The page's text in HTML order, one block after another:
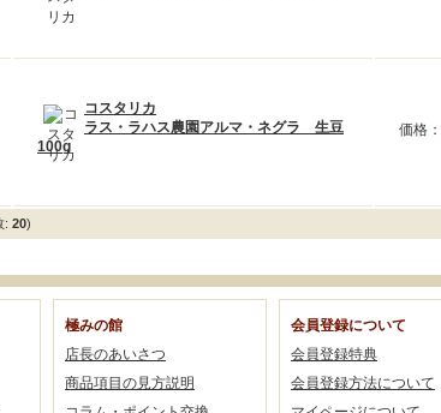
コスタリカ
ラス・ラハス農園アルマ・ネグラ 生豆
100g
価格：
:20)
極みの館
店長のあいさつ
商品項目の見方説明
会員登録について
会員登録特典
会員登録方法について